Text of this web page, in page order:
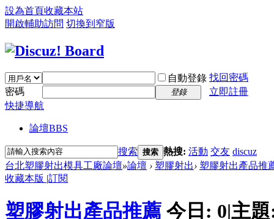
設為首頁收藏本站
開啟輔助訪問 切換到窄版
自動登錄 找回密碼
密碼
登錄
立即註冊
快捷導航
論壇BBS
搜索 搜索 熱搜: 活動 交友 discuz
台北塑膠射出模具工廠論壇»論壇 › 塑膠射出› 塑膠射出產品推
收藏本版 |訂閱
塑膠射出產品推薦 今日: 0|主